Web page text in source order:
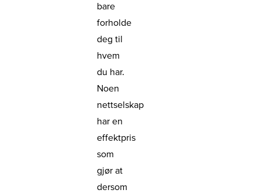
bare
forholde
deg til
hvem
du har.
Noen
nettselskap
har en
effektpris
som
gjør at
dersom